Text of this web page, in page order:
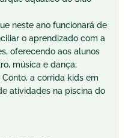
neste ano funcionará de
o aprendizado com a
oferecendo aos alunos
música e dança;
a corrida kids em
atividades na piscina do